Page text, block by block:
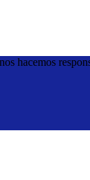
hacemos